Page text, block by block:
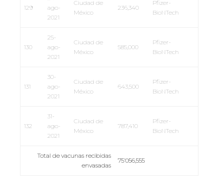
129
ago-
2021
Ciudad de
México
236,340
Pfizer-
BioNTech
130
25-
ago-
2021
Ciudad de
México
585,000
Pfizer-
BioNTech
131
30-
ago-
2021
Ciudad de
México
643,500
Pfizer-
BioNTech
132
31-
ago-
2021
Ciudad de
México
787,410
Pfizer-
BioNTech
Total de vacunas recibidas
envasadas
75’056,555